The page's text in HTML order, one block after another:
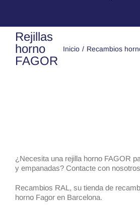
Rejillas
horno
FAGOR
Inicio Recambios
¿Necesita una rejilla horno FAGOR
y empanadas? Contacte con
Recambios RAL, su tienda de
horno Fagor en Barcelona.